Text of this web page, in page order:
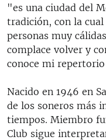
"es una ciudad del
tradición, con la
personas muy
complace volver y
conoce mi
Nacido en 1946 en
de los soneros más
tiempos. Miembro
Club sigue